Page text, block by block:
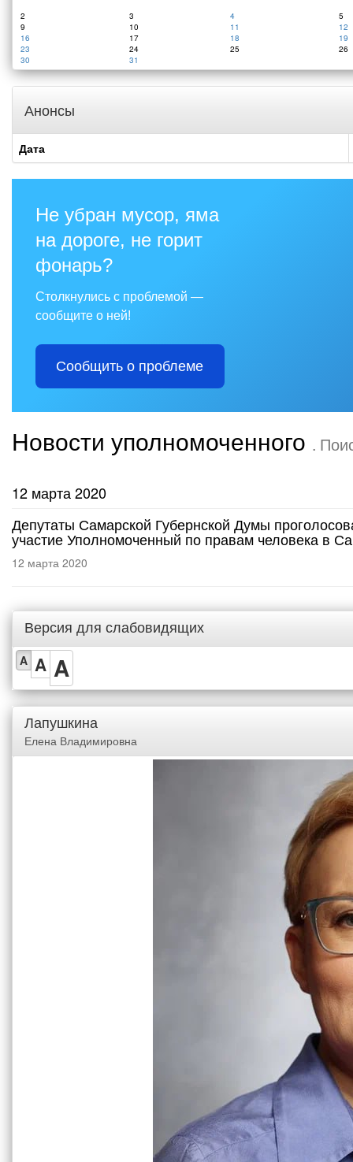
2
3 4
5
9
10 11
12
16
17 18
19
23
24 25
26
30
31
Анонсы
Дата
Не убран мусор, яма
на дороге, не горит
фонарь?
Столкнулись с проблемой —
сообщите о ней!
Сообщить о проблеме
Новости уполномоченного .
12 марта 2020
Депутаты Самарской Губернской Думы
участие Уполномоченный по правам человека в
12 марта 2020
Версия для слабовидящих
A A A
Лапушкина
Елена Владимировна